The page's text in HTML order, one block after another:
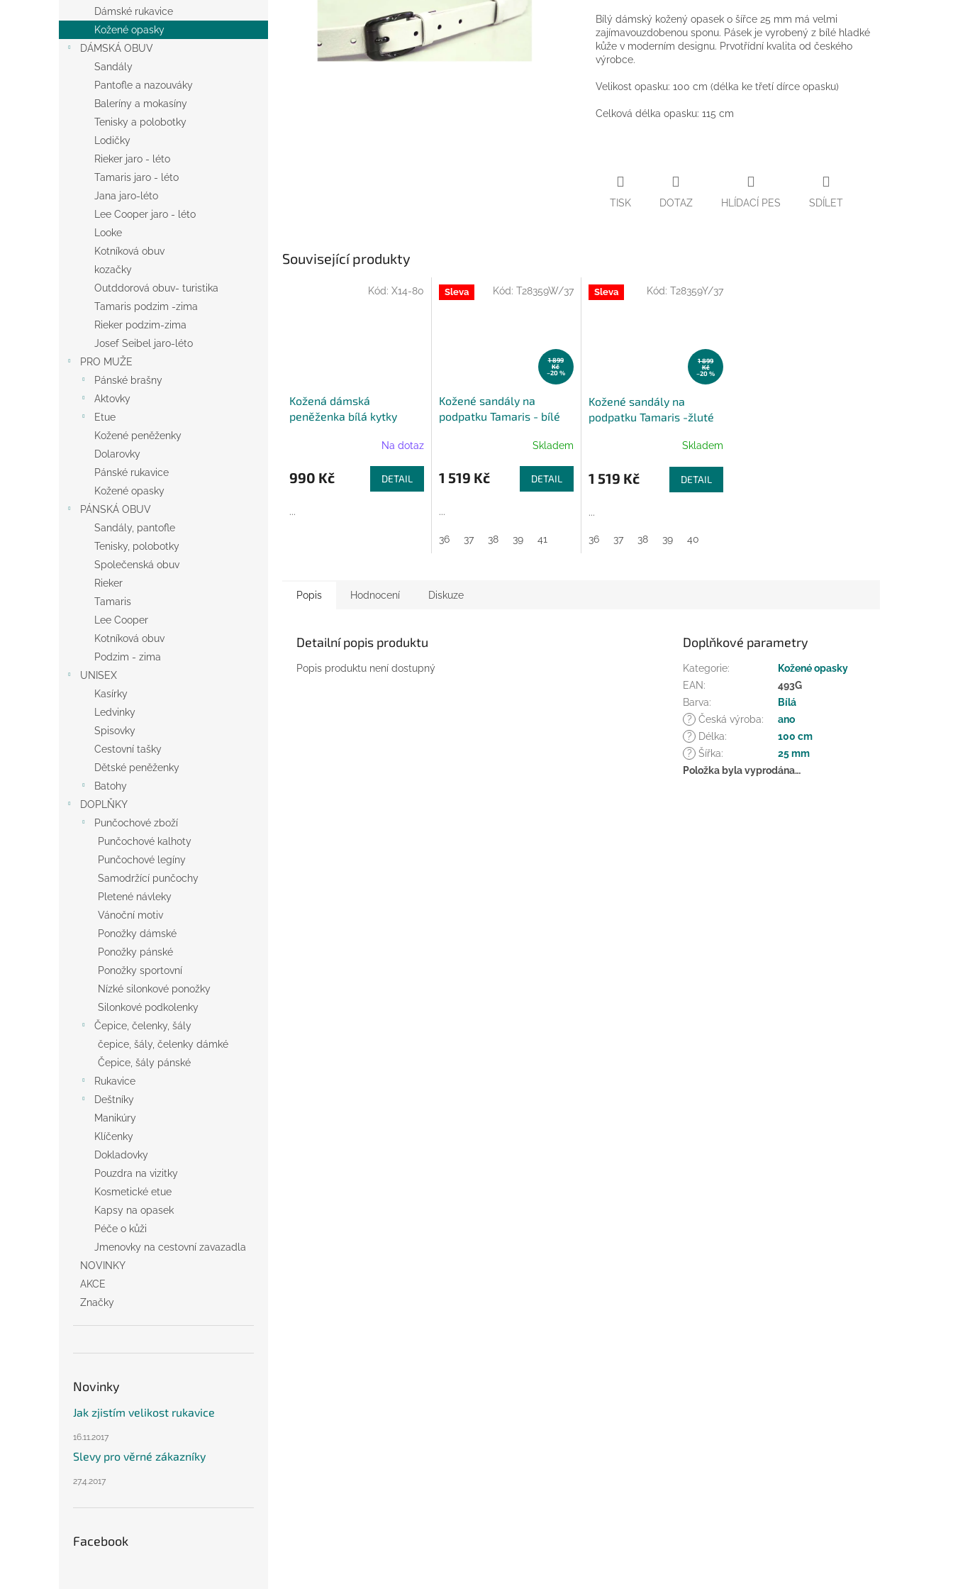
e
l
Dámské rukavice
Kožené opasky
DÁMSKÁ OBUV
Sandály
Pantofle a nazouváky
Baleríny a mokasíny
Tenisky a polobotky
Lodičky
Rieker jaro - léto
Tamaris jaro - léto
Jana jaro-léto
Lee Cooper jaro - léto
Looke
Kotníková obuv
kozačky
Outddorová obuv- turistika
Tamaris podzim -zima
Rieker podzim-zima
Josef Seibel jaro-léto
PRO MUŽE
Pánské brašny
Aktovky
Etue
Kožené peněženky
Dolarovky
Pánské rukavice
Kožené opasky
PÁNSKÁ OBUV
Sandály, pantofle
Tenisky, polobotky
Společenská obuv
Rieker
Tamaris
Lee Cooper
Kotníková obuv
Podzim - zima
UNISEX
Kasírky
Ledvinky
Spisovky
Cestovní tašky
Dětské peněženky
Batohy
DOPLŇKY
Punčochové zboží
Punčochové kalhoty
Punčochové legíny
Samodržící punčochy
Pletené návleky
Vánoční motiv
Ponožky dámské
Ponožky pánské
Ponožky sportovní
Nízké silonkové ponožky
Silonkové podkolenky
Čepice, čelenky, šály
čepice, šály, čelenky dámké
Čepice, šály pánské
Rukavice
Deštníky
Manikúry
Klíčenky
Dokladovky
Pouzdra na vizitky
Kosmetické etue
Kapsy na opasek
Péče o kůži
Jmenovky na cestovní zavazadla
NOVINKY
AKCE
Značky
Novinky
Jak zjistím velikost rukavice
16.11.2017
Slevy pro věrné zákazníky
27.4.2017
Facebook
Bílý dámský kožený opasek o šířce 25 mm má velmi
zajímavouzdobenou sponu. Pásek je vyrobený z bílé hladké
kůže v moderním designu. Prvotřídní kvalita od českého
výrobce.
Velikost opasku: 100 cm (délka ke třetí dírce opasku)
Celková délka opasku: 115 cm
TISK DOTAZ HLÍDACÍ PES SDÍLET
Související produkty
Kožená dámská
peněženka bílá kytky
Na dotaz
990 Kč DETAIL
...
Kód: X14-80 Sleva
1 899
Kč
–20 %
Kožené sandály na
podpatku Tamaris - bílé
Skladem
1 519 Kč DETAIL
...
36 37 38 39 41
Kód: T28359W/37 Sleva
1 899
Kč
–20 %
Kožené sandály na
podpatku Tamaris -žluté
Skladem
1 519 Kč DETAIL
...
36 37 38 39 40
Kód:T28359Y/37
Popis Hodnocení Diskuze
Detailní popis produktu
Popis produktu není dostupný
Doplňkové parametry
Kategorie:
Kožené opasky
EAN:
493G
Barva:
Bílá
?
Česká výroba:
ano
?
Délka:
100 cm
?
Šířka:
25 mm
Položka byla vyprodána…